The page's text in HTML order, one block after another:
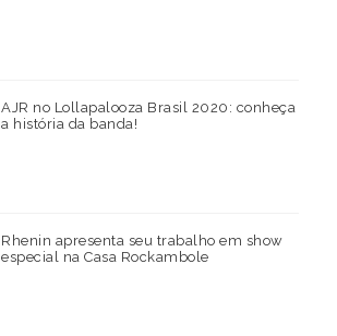
AJR no Lollapalooza Brasil 2020: conheça
a história da banda!
Rhenin apresenta seu trabalho em show
especial na Casa Rockambole